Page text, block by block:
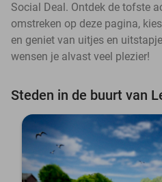
Social Deal. Ontdek de tofste
omstreken op deze pagina,
en geniet van uitjes en
wensen je alvast veel plezier!
Steden in de buurt van